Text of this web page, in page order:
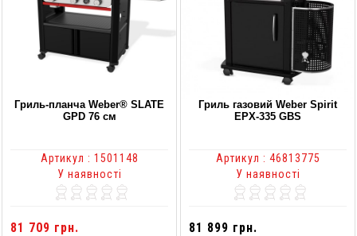
Гриль-планча Weber® SLATE
GPD 76 см
Артикул : 1501148
У наявності
81 709 грн.
Гриль газовий Weber Spirit
EPX-335 GBS
Артикул : 46813775
У наявності
81 899 грн.